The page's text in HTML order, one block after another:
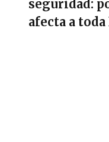
seguridad:
afecta a toda